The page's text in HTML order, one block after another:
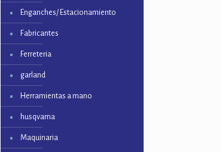
Enganches/ Estacionamiento
Fabricantes
Ferreteria
garland
Herramientas a mano
husqvarna
Maquinaria